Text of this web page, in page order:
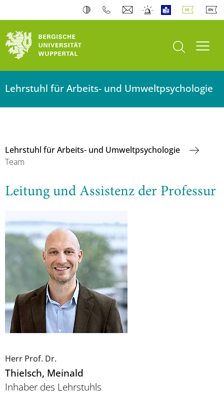
Suche öffnen
Lehrstuhl für Arbeits- und Umweltpsychologie
Lehrstuhl für Arbeits- und Umweltpsychologie
Team
Leitung und Assistenz der Professur
Herr Prof. Dr.
Thielsch, Meinald
Inhaber des Lehrstuhls